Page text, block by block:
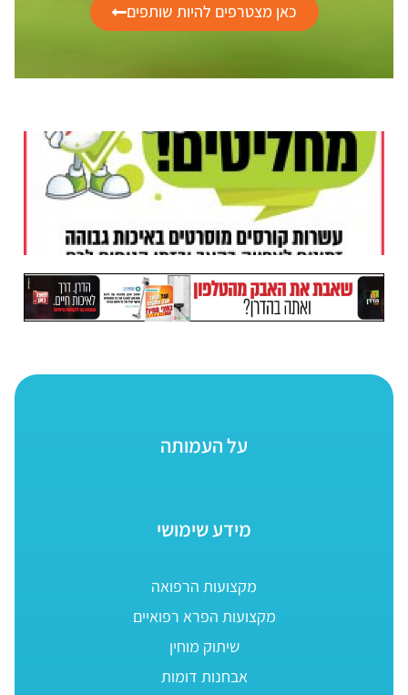
כאן מצטרפים להיות שותפים
על העמותה
מידע שימושי
מקצועות הרפואה
מקצועות הפרא רפואיים
שיתוק מוחין
אבחנות דומות